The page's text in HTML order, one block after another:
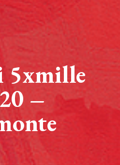
5xmille
–